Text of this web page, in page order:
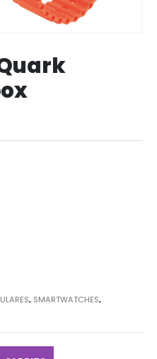
, SMARTWATCHES,